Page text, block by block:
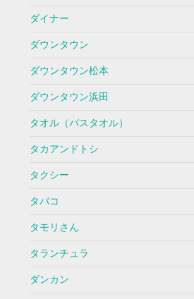
ダイナー
ダウンタウン
ダウンタウン松本
ダウンタウン浜田
タオル（バスタオル）
タカアンドトシ
タクシー
タバコ
タモリさん
タランチュラ
ダンカン